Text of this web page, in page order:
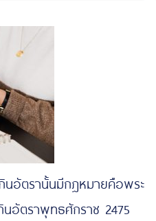
นอัตรานั้นมีกฎหมายคือพระ
อัตราพุทธศักราช 2475